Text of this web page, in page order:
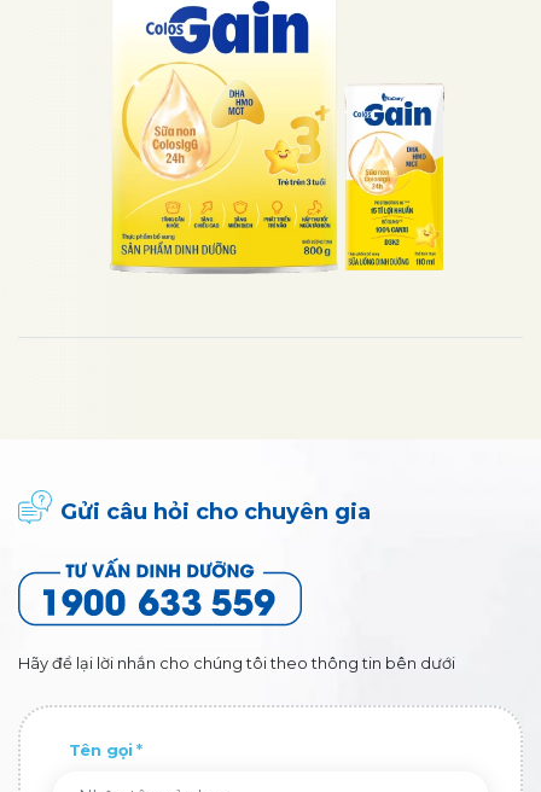
Gửi câu hỏi cho chuyên gia
Hãy để lại lời nhắn cho chúng tôi theo thông tin bên dưới
Tên gọi